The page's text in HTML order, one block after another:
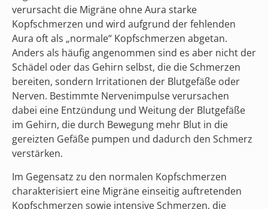
verursacht die Migräne ohne Aura starke
Kopfschmerzen und wird aufgrund der fehlenden
Aura oft als „normale“ Kopfschmerzen abgetan.
Anders als häufig angenommen sind es aber nicht der
Schädel oder das Gehirn selbst, die die Schmerzen
bereiten, sondern Irritationen der Blutgefäße oder
Nerven. Bestimmte Nervenimpulse verursachen
dabei eine Entzündung und Weitung der Blutgefäße
im Gehirn, die durch Bewegung mehr Blut in die
gereizten Gefäße pumpen und dadurch den Schmerz
verstärken.
Im Gegensatz zu den normalen Kopfschmerzen
charakterisiert eine Migräne einseitig auftretenden
Kopfschmerzen sowie intensive Schmerzen, die